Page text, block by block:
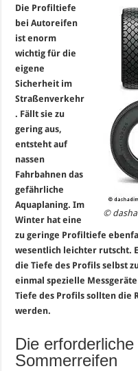
©
Die Profiltiefe
bei Autoreifen
ist enorm
wichtig für die
eigene
Sicherheit im
Straßenverkehr
. Fällt sie zu
gering aus,
entsteht auf
nassen
Fahrbahnen das
gefährliche
Aquaplaning. Im
Winter hat eine
zu geringe Profiltiefe
wesentlich leichter rutscht.
die Tiefe des Profils selbst
einmal spezielle
Tiefe des Profils sollten die
werden.
Die
Sommerreifen